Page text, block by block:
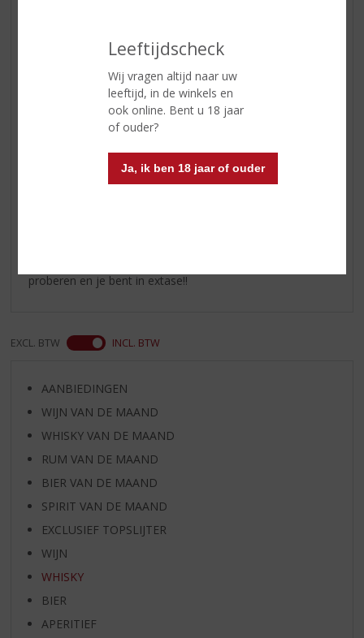
Leeftijdscheck
Wij vragen altijd naar uw
leeftijd, in de winkels en
ook online. Bent u 18 jaar
of ouder?
Ja, ik ben 18 jaar of ouder
Reviews
Schrijf een review
I.P. van der lugt
proberen en je bent in extase!!
EXCL. BTW INCL. BTW
AANBIEDINGEN
WIJN VAN DE MAAND
WHISKY VAN DE MAAND
RUM VAN DE MAAND
BIER VAN DE MAAND
SPIRIT VAN DE MAAND
EXCLUSIEF TOPSLIJTER
WIJN
WHISKY
BIER
APERITIEF